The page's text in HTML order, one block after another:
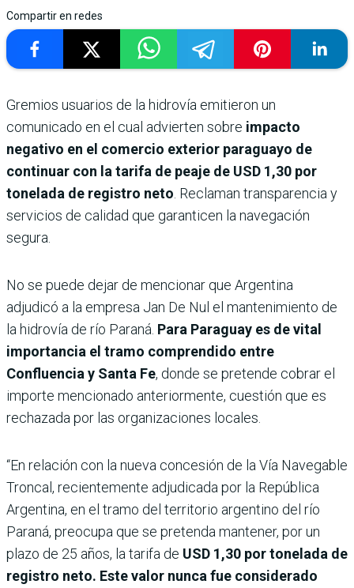
Compartir en redes
Gremios usuarios de la hidrovía emitieron un
comunicado en el cual advierten sobre impacto
negativo en el comercio exterior paraguayo de
continuar con la tarifa de peaje de USD 1,30 por
tonelada de registro neto . Reclaman transparencia y
servicios de calidad que garanticen la navegación
segura.
No se puede dejar de mencionar que Argentina
adjudicó a la empresa Jan De Nul el mantenimiento de
la hidrovía de río Paraná. Para Paraguay es de vital
importancia el tramo comprendido entre
Confluencia y Santa Fe, donde se pretende cobrar el
importe mencionado anteriormente, cuestión que es
rechazada por las organizaciones locales.
“En relación con la nueva concesión de la Vía Navegable
Troncal, recientemente adjudicada por la República
Argentina, en el tramo del territorio argentino del río
Paraná, preocupa que se pretenda mantener, por un
plazo de 25 años, la tarifa de USD 1,30 por tonelada de
registro neto. Este valor nunca fue considerado